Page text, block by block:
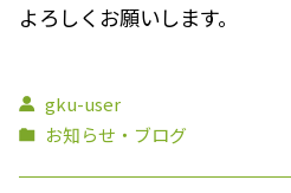
よろしくお願いします。
gku-user
お知らせ・ブログ